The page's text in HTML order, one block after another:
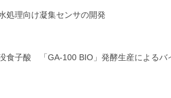
処理向け凝集センサの開発
食子酸 「GA-100 BIO」発酵生産によるバ